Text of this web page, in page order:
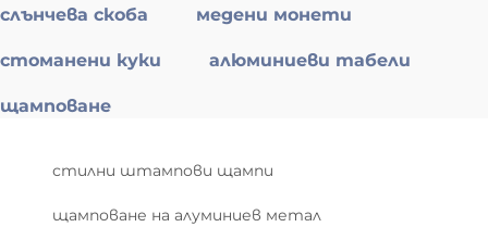
слънчева скоба медени монети
стоманени куки алюминиеви табели
щамповане
стилни штампови щампи
щамповане на алуминиев метал